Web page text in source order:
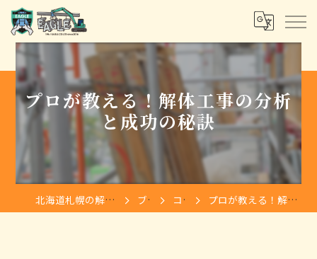
プロが教える！解体工事の分析
と成功の秘訣
北海道札幌の解体は株式会社イーグル ブログ コラム プロが教える！解体工事の分析と成功の秘訣